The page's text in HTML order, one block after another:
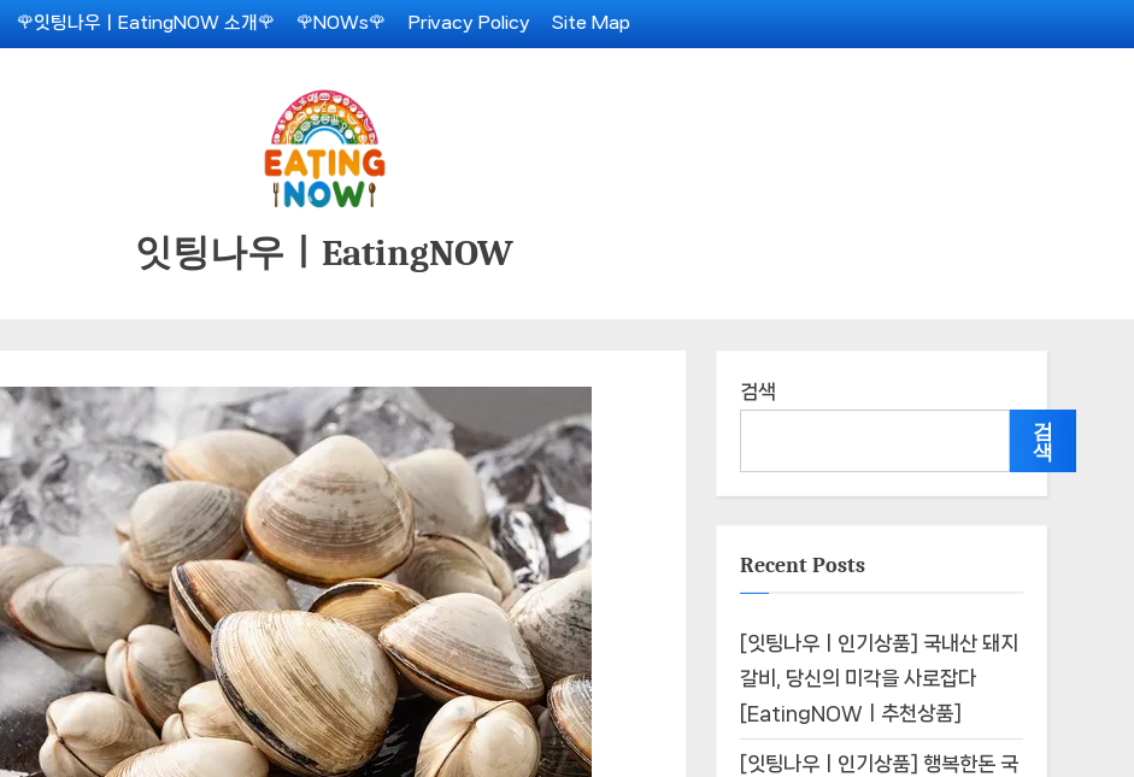
🌹잇팅나우ㅣEatingNOW 소개🌹 🌹NOWs🌹 Privacy Policy Site Map
잇팅나우ㅣEatingNOW
검색
검
색
Recent Posts
[잇팅나우ㅣ인기상품] 국내산 돼지
갈비, 당신의 미각을 사로잡다
[EatingNOWㅣ추천상품]
[잇팅나우ㅣ인기상품] 행복한돈 국